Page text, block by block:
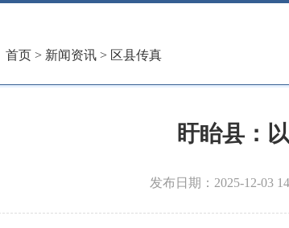
首页 > 新闻资讯 > 区县传真
盱眙县：
发布日期：2025-12-03